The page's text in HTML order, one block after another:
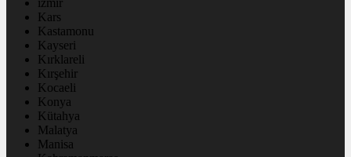
izmir
Kars
Kastamonu
Kayseri
Kırklareli
Kırşehir
Kocaeli
Konya
Kütahya
Malatya
Manisa